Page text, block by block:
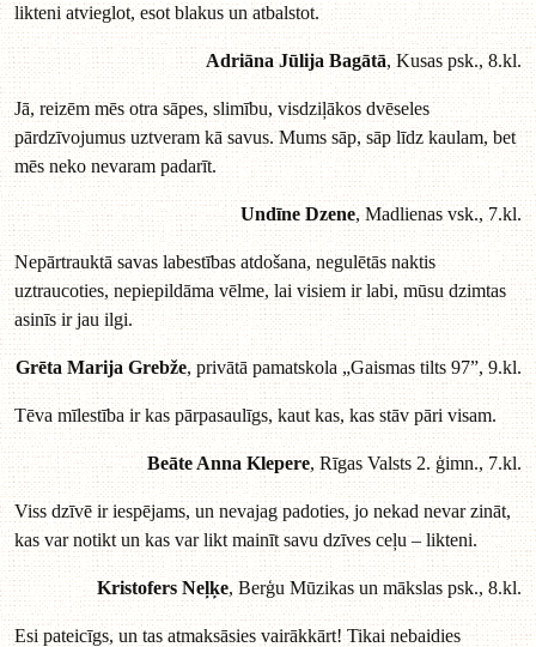
likteni atvieglot, esot blakus un atbalstot.
Adriāna Jūlija Bagātā, Kusas psk., 8.kl.
Jā, reizēm mēs otra sāpes, slimību, visdziļākos dvēseles
pārdzīvojumus uztveram kā savus. Mums sāp, sāp līdz kaulam, bet
mēs neko nevaram padarīt.
Undīne Dzene, Madlienas vsk., 7.kl.
Nepārtrauktā savas labestības atdošana, negulētās naktis
uztraucoties, nepiepildāma vēlme, lai visiem ir labi, mūsu dzimtas
asinīs ir jau ilgi.
Grēta Marija Grebže, privātā pamatskola „Gaismas tilts 97”, 9.kl.
Tēva mīlestība ir kas pārpasaulīgs, kaut kas, kas stāv pāri visam.
Beāte Anna Klepere, Rīgas Valsts 2. ģimn., 7.kl.
Viss dzīvē ir iespējams, un nevajag padoties, jo nekad nevar zināt,
kas var notikt un kas var likt mainīt savu dzīves ceļu – likteni.
Kristofers Neļķe, Berģu Mūzikas un mākslas psk., 8.kl.
Esi pateicīgs, un tas atmaksāsies vairākkārt! Tikai nebaidies